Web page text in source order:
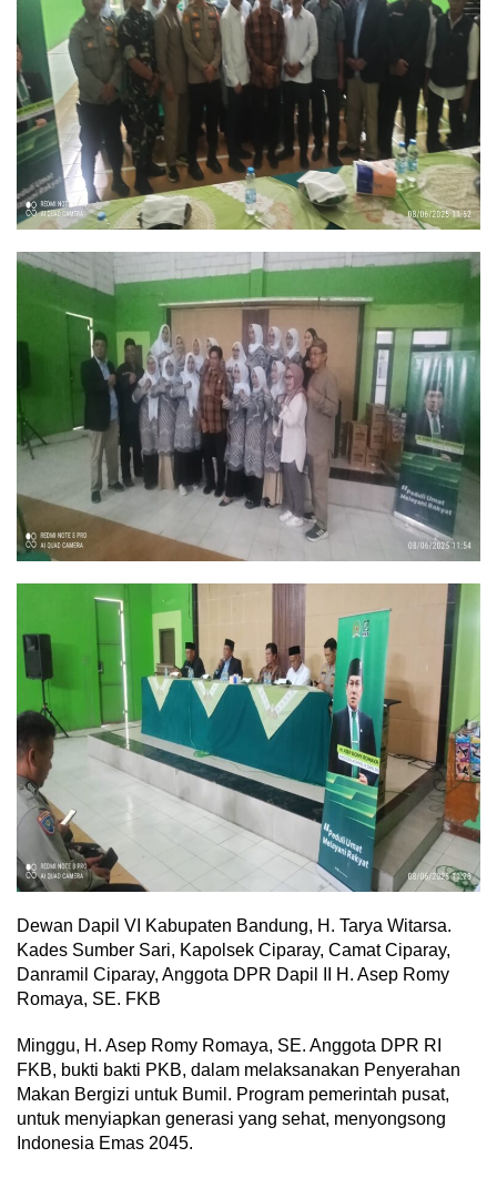
Dewan Dapil VI Kabupaten Bandung, H. Tarya Witarsa.
Kades Sumber Sari, Kapolsek Ciparay, Camat Ciparay,
Danramil Ciparay, Anggota DPR Dapil II H. Asep Romy
Romaya, SE. FKB
Minggu, H. Asep Romy Romaya, SE. Anggota DPR RI
FKB, bukti bakti PKB, dalam melaksanakan Penyerahan
Makan Bergizi untuk Bumil. Program pemerintah pusat,
untuk menyiapkan generasi yang sehat, menyongsong
Indonesia Emas 2045.